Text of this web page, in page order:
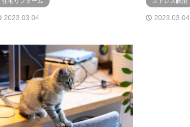
2023.03.04 2023.03.04